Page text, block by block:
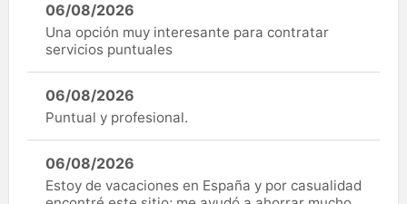
06/08/2026
Una opción muy interesante para contratar
servicios puntuales
06/08/2026
Puntual y profesional.
06/08/2026
Estoy de vacaciones en España y por casualidad